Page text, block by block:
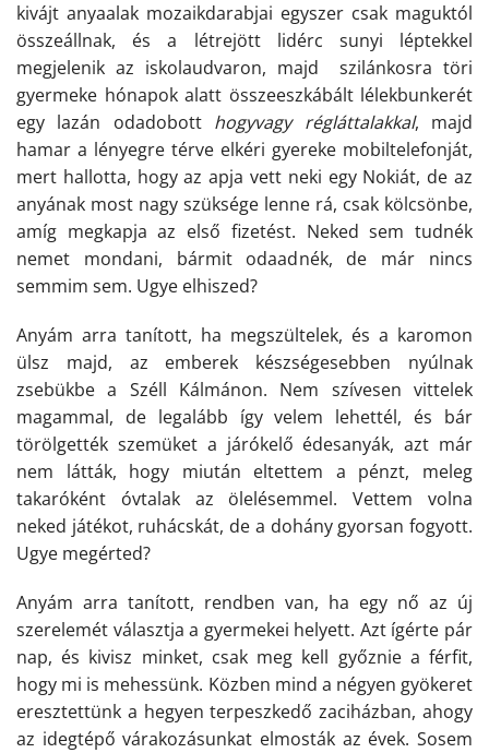
kivájt anyaalak mozaikdarabjai egyszer csak maguktól
összeállnak, és a létrejött lidérc sunyi léptekkel
megjelenik az iskolaudvaron, majd
szilánkosra töri
gyermeke hónapok alatt összeeszkábált lélekbunkerét
egy lazán odadobott hogyvagy régláttalakkal, majd
hamar a lényegre térve elkéri gyereke mobiltelefonját,
mert hallotta, hogy az apja vett neki egy Nokiát, de az
anyának most nagy szüksége lenne rá, csak kölcsönbe,
amíg megkapja az első fizetést. Neked sem tudnék
nemet mondani, bármit odaadnék, de már nincs
semmim sem. Ugye elhiszed?
Anyám arra tanított, ha megszültelek, és a karomon
ülsz majd, az emberek készségesebben nyúlnak
zsebükbe a Széll Kálmánon. Nem szívesen vittelek
magammal, de legalább így velem lehettél, és bár
törölgették szemüket a járókelő édesanyák, azt már
nem látták, hogy miután eltettem a pénzt, meleg
takaróként óvtalak az ölelésemmel. Vettem volna
neked játékot, ruhácskát, de a dohány gyorsan fogyott.
Ugye megérted?
Anyám arra tanított, rendben van, ha egy nő az új
szerelemét választja a gyermekei helyett. Azt ígérte pár
nap, és kivisz minket, csak meg kell győznie a férfit,
hogy mi is mehessünk. Közben mind a négyen gyökeret
eresztettünk a hegyen terpeszkedő zaciházban, ahogy
az idegtépő várakozásunkat elmosták az évek. Sosem